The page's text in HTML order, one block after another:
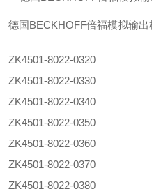
德国BECKHOFF倍福模拟输出
ZK4501-8022-0320
ZK4501-8022-0330
ZK4501-8022-0340
ZK4501-8022-0350
ZK4501-8022-0360
ZK4501-8022-0370
ZK4501-8022-0380